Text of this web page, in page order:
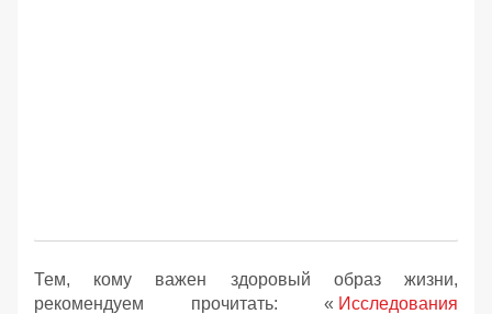
Тем, кому важен здоровый образ жизни,
рекомендуем прочитать: « Исследования